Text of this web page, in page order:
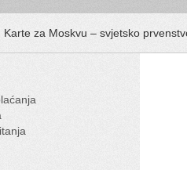
Karte za Moskvu – svjetsko